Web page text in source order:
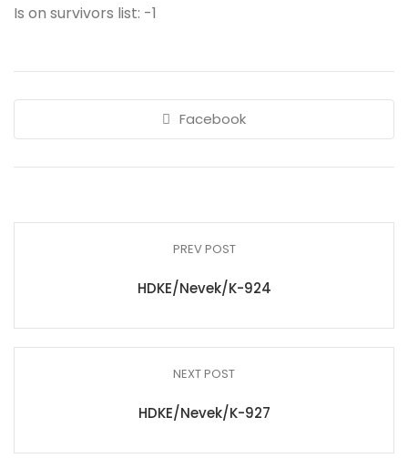
Is on survivors list: -1
Facebook
PREV POST
HDKE/Nevek/K-924
NEXT POST
HDKE/Nevek/K-927